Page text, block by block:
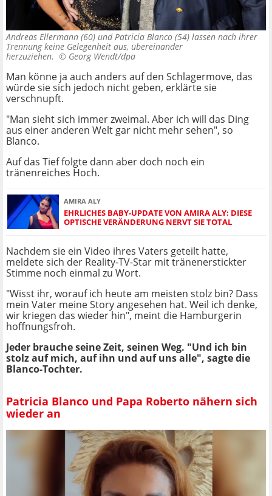
Andreas Ellermann (60) und Patricia Blanco (54) lassen nach ihrer
Trennung keine Gelegenheit aus, übereinander
herzuziehen. © Georg Wendt/dpa
Man könne ja auch anders auf den Schlagermove, das
würde sie sich jedoch nicht geben, erklärte sie
verschnupft.
"Man sieht sich immer zweimal. Aber ich will das Ding
aus einer anderen Welt gar nicht mehr sehen", so
Blanco.
Auf das Tief folgte dann aber doch noch ein
tränenreiches Hoch.
AMIRA ALY
EHRLICHES BABY-UPDATE VON AMIRA ALY: DIESE
OPTISCHE VERÄNDERUNG NERVT SIE TOTAL
Nachdem sie ein Video ihres Vaters geteilt hatte,
meldete sich der Reality-TV-Star mit tränenerstickter
Stimme noch einmal zu Wort.
"Wisst ihr, worauf ich heute am meisten stolz bin? Dass
mein Vater meine Story angesehen hat. Weil ich denke,
wir kriegen das wieder hin", meint die Hamburgerin
hoffnungsfroh.
Jeder brauche seine Zeit, seinen Weg. "Und ich bin
stolz auf mich, auf ihn und auf uns alle", sagte die
Blanco-Tochter.
Patricia Blanco und Papa Roberto nähern sich
wieder an